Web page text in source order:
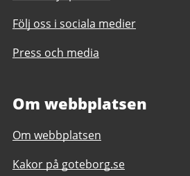
Följ oss i sociala medier
Press och media
Om webbplatsen
Om webbplatsen
Kakor på goteborg.se